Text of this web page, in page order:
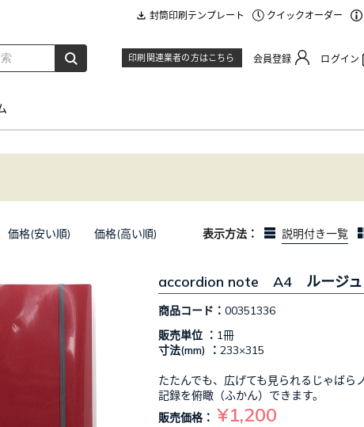
封筒印刷テンプレート クイックオーダー
印刷関連業者の方はこちら 会員登録 ログイン
表示方法： 説明付き一覧
価格(安い順) 価格(高い順)
accordion note A4 ルージュ
商品コード： 00351336
販売単位 ： 1冊
寸法(mm) ： 233×315
たたんでも、広げても見られるじゃばら
記録を俯瞰（ふかん）できます。
販売価格： ¥1,200